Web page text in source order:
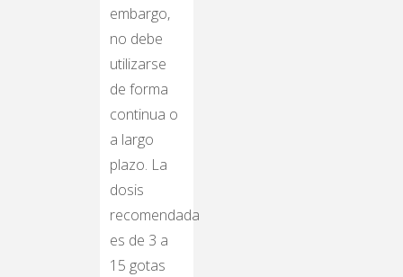
embargo,
no debe
utilizarse
de forma
continua o
a largo
plazo. La
dosis
recomendada
es de 3 a
15 gotas